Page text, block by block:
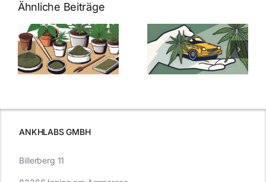
Ähnliche Beiträge
Neue THC-
Grenzwert-
Regelung:
Was Sie über
Cannabis und
müssen
Cannabis
Samen
kaufen: Alles
was Sie
ANKHLABS GMBH
Billerberg 11